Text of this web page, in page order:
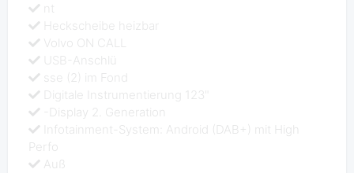
nt
Heckscheibe heizbar
Volvo ON CALL
USB-Anschlü
sse (2) im Fond
Digitale Instrumentierung 123"
-Display 2. Generation
Infotainment-System: Android (DAB+) mit High
Perfo
Auß